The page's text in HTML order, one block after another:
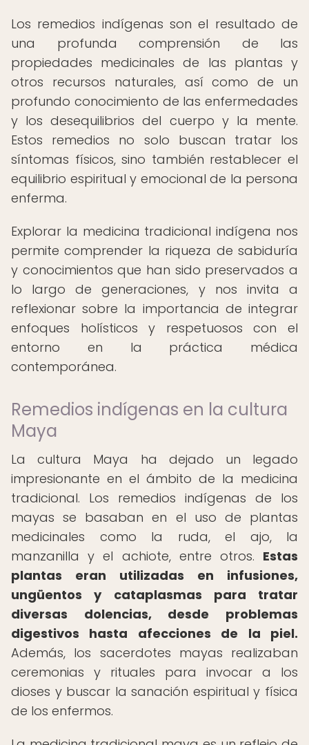
Los remedios indígenas son el resultado de
una profunda comprensión de las
propiedades medicinales de las plantas y
otros recursos naturales, así como de un
profundo conocimiento de las enfermedades
y los desequilibrios del cuerpo y la mente.
Estos remedios no solo buscan tratar los
síntomas físicos, sino también restablecer el
equilibrio espiritual y emocional de la persona
enferma.
Explorar la medicina tradicional indígena nos
permite comprender la riqueza de sabiduría
y conocimientos que han sido preservados a
lo largo de generaciones, y nos invita a
reflexionar sobre la importancia de integrar
enfoques holísticos y respetuosos con el
entorno en la práctica médica
contemporánea.
Remedios indígenas en la cultura
Maya
La cultura Maya ha dejado un legado
impresionante en el ámbito de la medicina
tradicional. Los remedios indígenas de los
mayas se basaban en el uso de plantas
medicinales como la ruda, el ajo, la
manzanilla y el achiote, entre otros. Estas
plantas eran utilizadas en infusiones,
ungüentos y cataplasmas para tratar
diversas dolencias, desde problemas
digestivos hasta afecciones de la piel.
Además, los sacerdotes mayas realizaban
ceremonias y rituales para invocar a los
dioses y buscar la sanación espiritual y física
de los enfermos.